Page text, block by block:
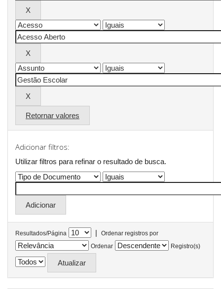
Retornar valores
Adicionar filtros:
Utilizar filtros para refinar o resultado de busca.
Resultados/Página |
Ordenar registros por
Ordenar
Registro(s)